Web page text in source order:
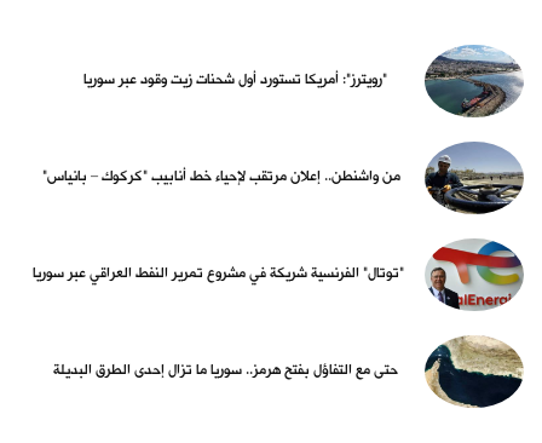
"رويترز": أمريكا تستورد أول شحنات زيت وقود عبر سوريا
من واشنطن.. إعلان مرتقب لإحياء خط أنابيب "كركوك – بانياس"
"توتال" الفرنسية شريكة في مشروع تمرير النفط العراقي عبر سوريا
حتى مع التفاؤل بفتح هرمز.. سوريا ما تزال إحدى الطرق البديلة